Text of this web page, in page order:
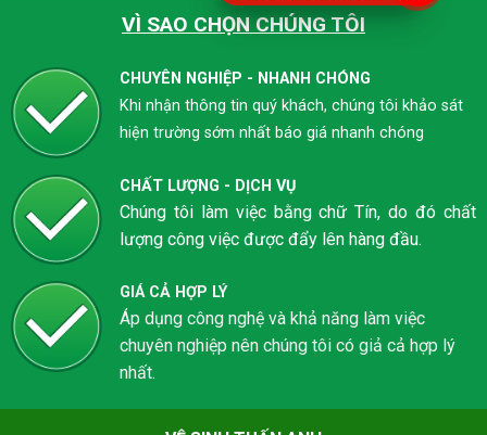
VÌ SAO CHỌN CHÚNG TÔI
CHUYÊN NGHIỆP - NHANH CHÓNG
Khi nhận thông tin quý khách, chúng tôi khảo sát
hiện trường sớm nhất báo giá nhanh chóng
CHẤT LƯỢNG - DỊCH VỤ
Chúng tôi làm việc bằng chữ Tín, do đó chất
lượng công việc được đẩy lên hàng đầu.
GIÁ CẢ HỢP LÝ
Áp dụng công nghệ và khả năng làm việc
chuyên nghiệp nên chúng tôi có giả cả hợp lý
nhất.